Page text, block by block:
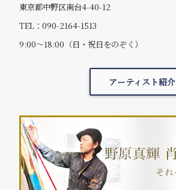
東京都中野区南台4-40-12
TEL：090-2164-1513
9:00～18:00（日・祝日をのぞく）
アーティスト紹介